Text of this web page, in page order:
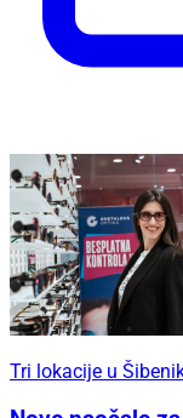
Tri lokacije u